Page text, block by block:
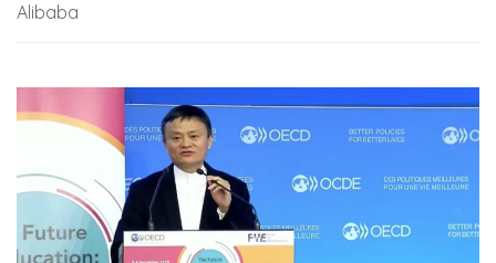
Alibaba